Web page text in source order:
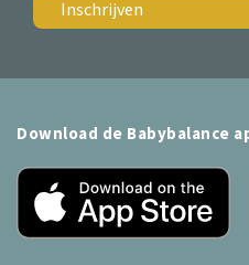
Inschrijven
Download de Babybalance